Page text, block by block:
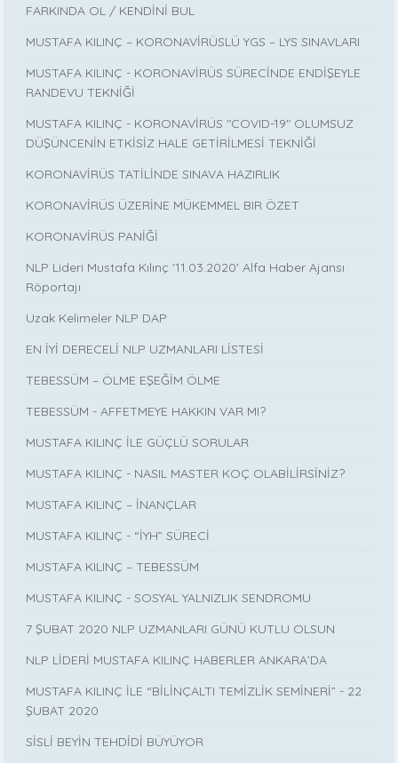
FARKINDA OL / KENDİNİ BUL
MUSTAFA KILINÇ – KORONAVİRÜSLÜ YGS – LYS SINAVLARI
MUSTAFA KILINÇ - KORONAVİRÜS SÜRECİNDE ENDİŞEYLE
RANDEVU TEKNİĞİ
MUSTAFA KILINÇ - KORONAVİRÜS "COVID-19" OLUMSUZ
DÜŞÜNCENİN ETKİSİZ HALE GETİRİLMESİ TEKNİĞİ
KORONAVİRÜS TATİLİNDE SINAVA HAZIRLIK
KORONAVİRÜS ÜZERİNE MÜKEMMEL BIR ÖZET
KORONAVİRÜS PANİĞİ
NLP Lideri Mustafa Kılınç '11.03.2020' Alfa Haber Ajansı
Röportajı
Uzak Kelimeler NLP DAP
EN İYİ DERECELİ NLP UZMANLARI LİSTESİ
TEBESSÜM – ÖLME EŞEĞİM ÖLME
TEBESSÜM - AFFETMEYE HAKKIN VAR MI?
MUSTAFA KILINÇ İLE GÜÇLÜ SORULAR
MUSTAFA KILINÇ - NASIL MASTER KOÇ OLABİLİRSİNİZ?
MUSTAFA KILINÇ – İNANÇLAR
MUSTAFA KILINÇ - “İYH” SÜRECİ
MUSTAFA KILINÇ – TEBESSÜM
MUSTAFA KILINÇ - SOSYAL YALNIZLIK SENDROMU
7 ŞUBAT 2020 NLP UZMANLARI GÜNÜ KUTLU OLSUN
NLP LİDERİ MUSTAFA KILINÇ HABERLER ANKARA’DA
MUSTAFA KILINÇ İLE “BİLİNÇALTI TEMİZLİK SEMİNERİ” - 22
ŞUBAT 2020
SİSLİ BEYİN TEHDİDİ BÜYÜYOR